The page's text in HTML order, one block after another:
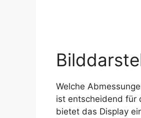
Welche
ist entscheidend für
bietet das Display